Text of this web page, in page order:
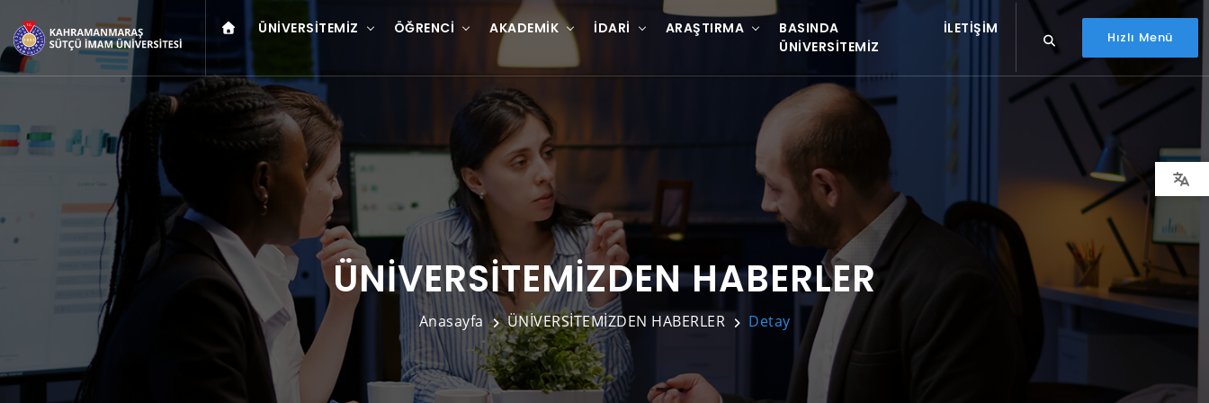
ÜNIVERSITEMIZ ÖĞRENCI AKADEMIK İDARI ARAŞTIRMA
BASINDA
ÜNIVERSITEMIZ
İLETIŞIM
Hızlı Menü
ÜNİVERSİTEMİZDEN HABERLER
Anasayfa ÜNİVERSİTEMİZDEN HABERLER Detay